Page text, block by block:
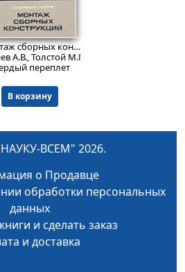
Пред.заказ!
Монтаж сборных конструкций.
А.В., Толстой М.Г.
переплет
В корзину
ВСЕМ" 2026.
о Продавце
обработки персональных
данных
и сделать заказ
и доставка